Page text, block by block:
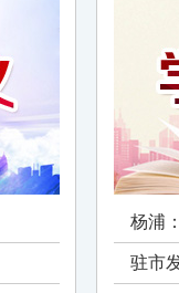
杨浦
驻市